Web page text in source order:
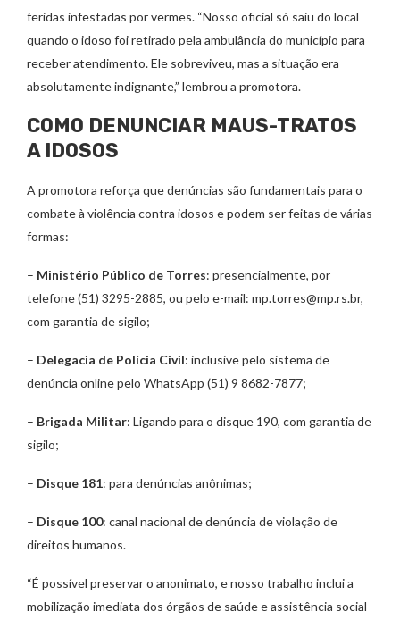
feridas infestadas por vermes. “Nosso oficial só saiu do local
quando o idoso foi retirado pela ambulância do município para
receber atendimento. Ele sobreviveu, mas a situação era
absolutamente indignante,” lembrou a promotora.
COMO DENUNCIAR MAUS-TRATOS
A IDOSOS
A promotora reforça que denúncias são fundamentais para o
combate à violência contra idosos e podem ser feitas de várias
formas:
– Ministério Público de Torres: presencialmente, por
telefone (51) 3295-2885, ou pelo e-mail: mp.torres@mp.rs.br,
com garantia de sigilo;
– Delegacia de Polícia Civil: inclusive pelo sistema de
denúncia online pelo WhatsApp (51) 9 8682-7877;
– Brigada Militar: Ligando para o disque 190, com garantia de
sigilo;
– Disque 181: para denúncias anônimas;
– Disque 100: canal nacional de denúncia de violação de
direitos humanos.
“É possível preservar o anonimato, e nosso trabalho inclui a
mobilização imediata dos órgãos de saúde e assistência social